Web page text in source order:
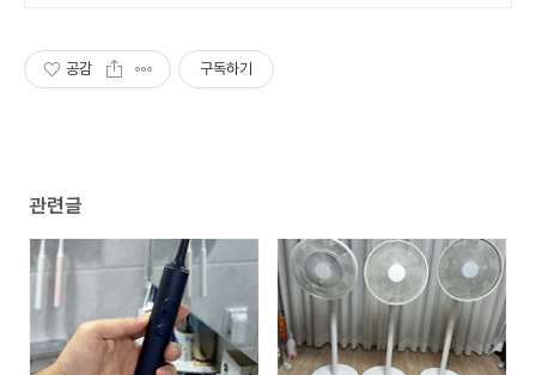
공감 구독하기
관련글